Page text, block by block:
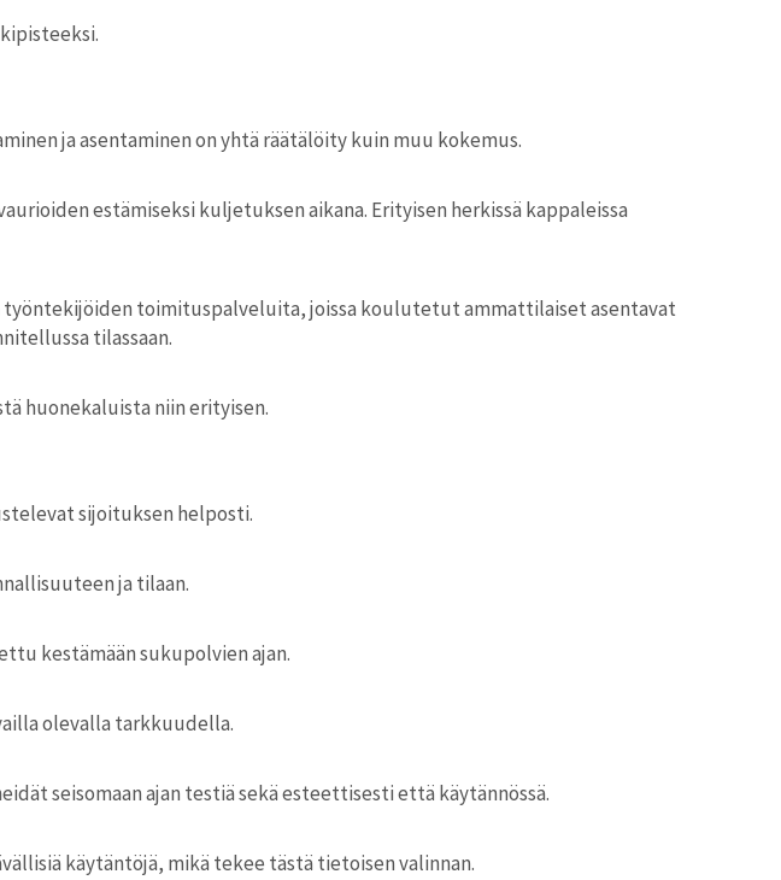
ja asentaminen on yhtä räätälöity kuin muu kokemus.
estämiseksi kuljetuksen aikana. Erityisen herkissä kappaleissa
toimituspalveluita, joissa koulutetut ammattilaiset asentavat
tilassaan.
huonekaluista niin erityisen.
sijoituksen helposti.
ja tilaan.
kestämään sukupolvien ajan.
olevalla tarkkuudella.
seisomaan ajan testiä sekä esteettisesti että käytännössä.
käytäntöjä, mikä tekee tästä tietoisen valinnan.